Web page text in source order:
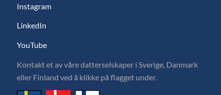
Instagram
LinkedIn
YouTube
Kontakt et av våre datterselskaper i Sverige, Danmark
eller Finland ved å klikke på flagget under.